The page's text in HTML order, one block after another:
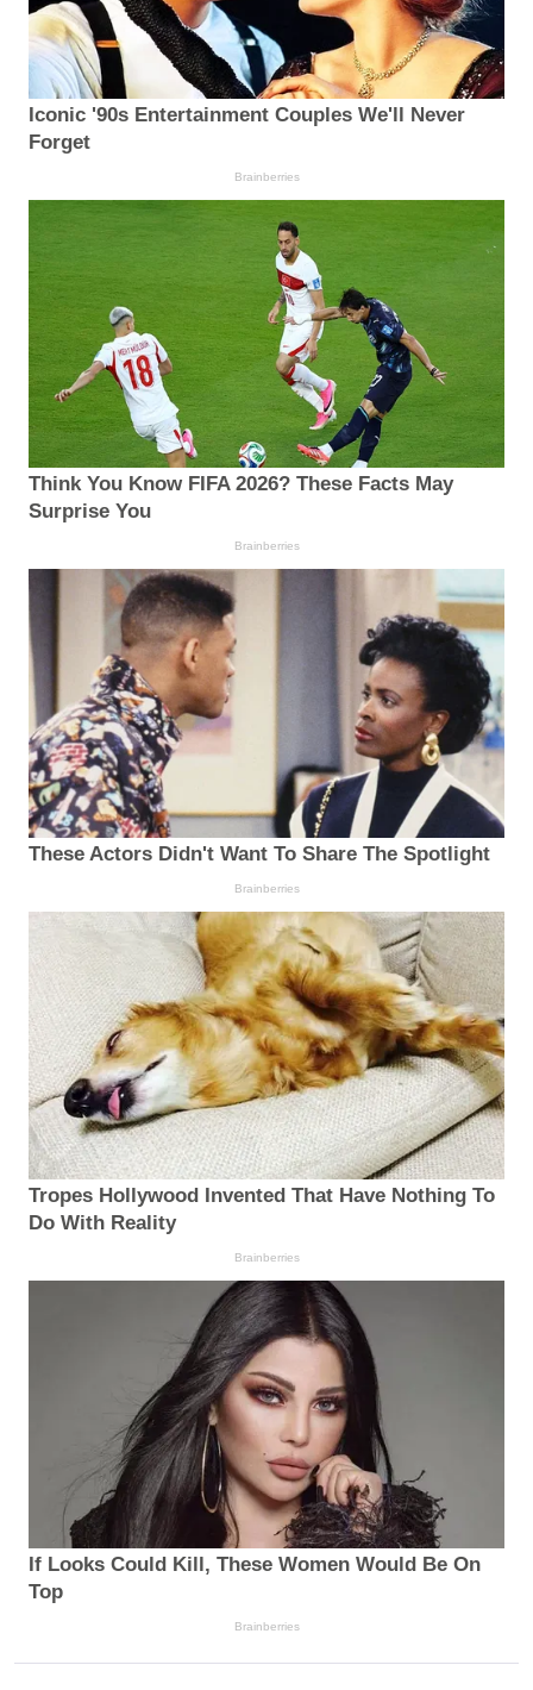
Iconic '90s Entertainment Couples We'll Never
Forget
Brainberries
Think You Know FIFA 2026? These Facts May
Surprise You
Brainberries
These Actors Didn't Want To Share The Spotlight
Brainberries
Tropes Hollywood Invented That Have Nothing To
Do With Reality
Brainberries
If Looks Could Kill, These Women Would Be On
Top
Brainberries